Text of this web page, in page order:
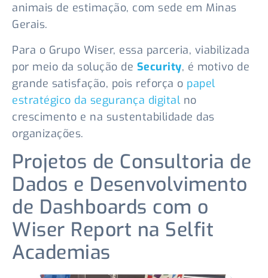
animais de estimação, com sede em Minas
Gerais.
Para o Grupo Wiser, essa parceria, viabilizada
por meio da solução de Security, é motivo de
grande satisfação, pois reforça o papel
estratégico da segurança digitalno
crescimento e na sustentabilidade das
organizações.
Projetos de Consultoria de
Dados e Desenvolvimento
de Dashboards com o
Wiser Report na Selfit
Academias